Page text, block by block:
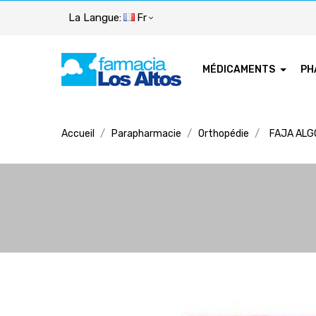
La Langue: Fr
MÉDICAMENTS
Accueil Parapharmacie Orthopédie FAJA